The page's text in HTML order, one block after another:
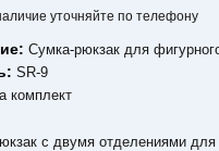
уточняйте по телефону
Сумка-рюкзак для
SR-9
комплект
с двумя отделениями для